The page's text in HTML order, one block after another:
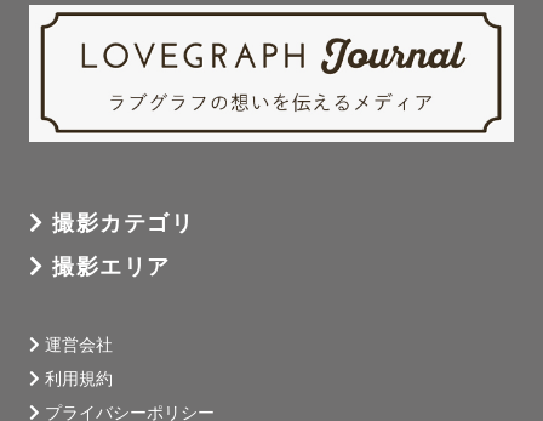
撮影カテゴリ
撮影エリア
運営会社
利用規約
プライバシーポリシー